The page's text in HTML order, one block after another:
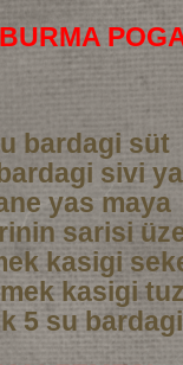
bardagi süt
sivi
yas maya
sarisi
kasigi
kasigi
5 su